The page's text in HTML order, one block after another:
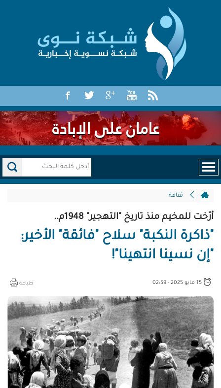
ثقافة
أرّخت للمخيم منذ تاريخ "التهجير" 1948م..
"ذاكرة النكبة" سلاح "فائقة" الأخير:
"إن نسينا انتهينا"!
15 مايو 2025 - 02:59 طباعة